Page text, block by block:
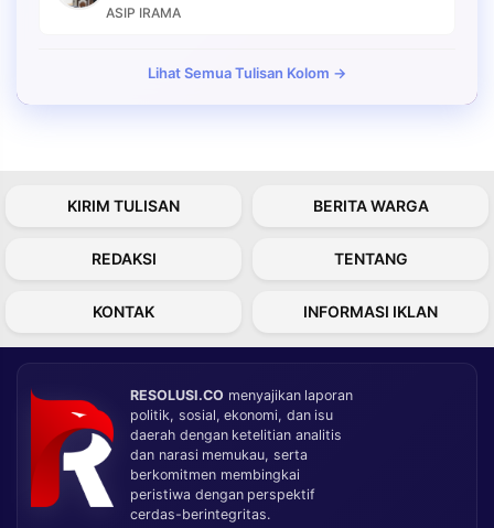
ASIP IRAMA
Lihat Semua Tulisan Kolom →
KIRIM TULISAN BERITA WARGA
REDAKSI TENTANG
KONTAK INFORMASI IKLAN
RESOLUSI.CO menyajikan laporan
politik, sosial, ekonomi, dan isu
daerah dengan ketelitian analitis
dan narasi memukau, serta
berkomitmen membingkai
peristiwa dengan perspektif
cerdas-berintegritas.